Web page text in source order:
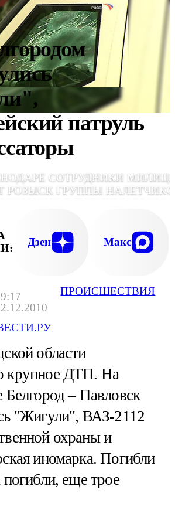
ПРОИСШЕСТВИЯ
патруль
СОТРУДНИКИ
РОЗЫСК ГРУППЫ
Дзен Макс
области
крупное ДТП. На
Белгород – Павловск
"Жигули", ВАЗ-2112
охраны и
иномарка. Погибли
погибли, еще трое